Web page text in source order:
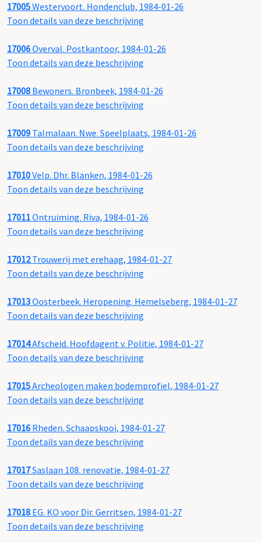
17005Westervoort. Hondenclub, 1984-01-26
Toon details van deze beschrijving
17006Overval. Postkantoor, 1984-01-26
Toon details van deze beschrijving
17008 Bewoners. Bronbeek, 1984-01-26
Toon details van deze beschrijving
17009 Talmalaan. Nwe. Speelplaats, 1984-01-26
Toon details van deze beschrijving
17010Velp. Dhr. Blanken, 1984-01-26
Toon details van deze beschrijving
17011Ontruiming. Riva, 1984-01-26
Toon details van deze beschrijving
17012Trouwerij met erehaag, 1984-01-27
Toon details van deze beschrijving
17013Oosterbeek. Heropening. Hemelseberg, 1984-01-27
Toon details van deze beschrijving
17014Afscheid. Hoofdagent v. Politie, 1984-01-27
Toon details van deze beschrijving
17015Archeologen maken bodemprofiel, 1984-01-27
Toon details van deze beschrijving
17016 Rheden. Schaapskooi, 1984-01-27
Toon details van deze beschrijving
17017Saslaan 108. renovatie, 1984-01-27
Toon details van deze beschrijving
17018 EG. KO voor Dir. Gerritsen, 1984-01-27
Toon details van deze beschrijving